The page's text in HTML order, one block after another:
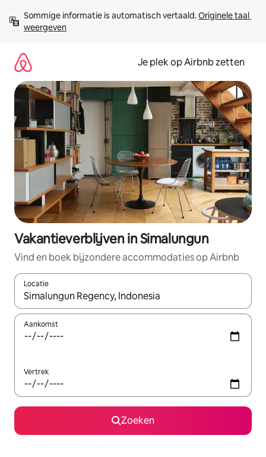
direct
naar
Sommige informatie is automatisch vertaald. Originele taal
weergeven
Je plek op Airbnb zetten
Vakantieverblijven in Simalungun
Vind en boek bijzondere accommodaties op Airbnb
Locatie
Wanneer er resultaten beschikbaar zijn, maak je een keuze
Aankomst
Vertrek
Zoeken